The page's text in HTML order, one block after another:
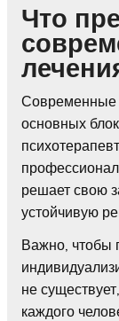
Что
Современные
основных
решает свою
устойчивую
Важно, чтобы
не
каждого